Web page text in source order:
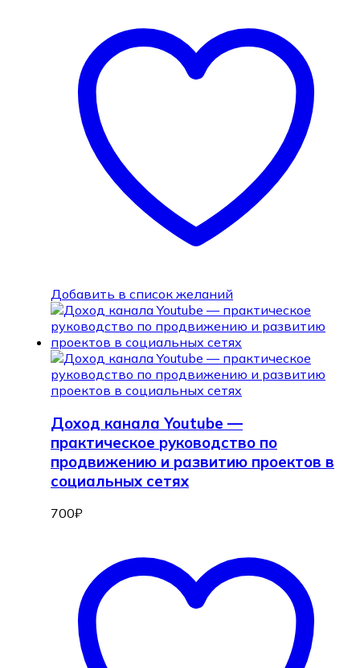
Добавить в список желаний
Доход канала Youtube —
практическое руководство по
продвижению и развитию проектов в
социальных сетях
700₽